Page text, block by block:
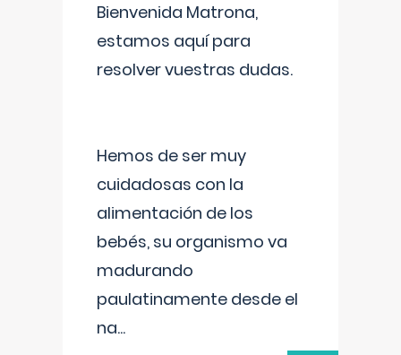
Bienvenida Matrona,
estamos aquí para
resolver vuestras dudas.
Hemos de ser muy
cuidadosas con la
alimentación de los
bebés, su organismo va
madurando
paulatinamente desde el
na...